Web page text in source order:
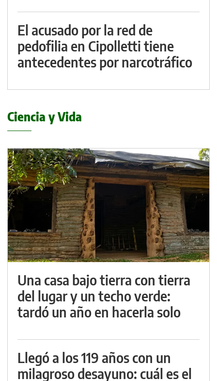
El acusado por la red de
pedofilia en Cipolletti tiene
antecedentes por narcotráfico
Ciencia y Vida
Una casa bajo tierra con tierra
del lugar y un techo verde:
tardó un año en hacerla solo
Llegó a los 119 años con un
milagroso desayuno: cuál es el